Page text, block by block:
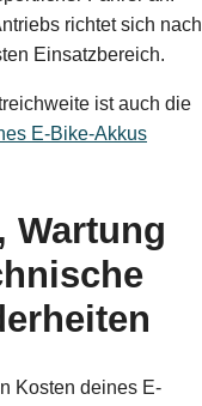
richtet sich nach
Einsatzbereich.
ist auch die
E-Bike-Akkus
Wartung
Kosten deines E-